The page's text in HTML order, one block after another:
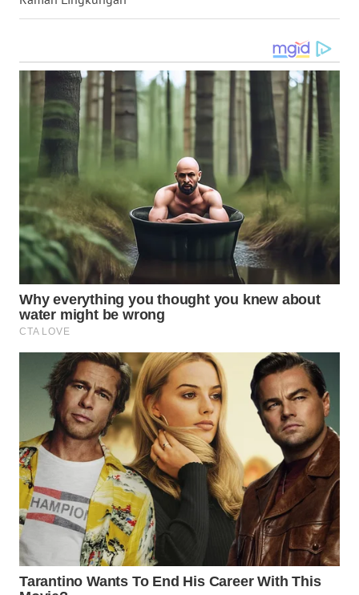
WN
TAPANULI
SELATAN
WN
TANJUNG
LESUNG
WN
KARO
WN
SIMALUNGUN
WN
LABUHANBATU
WN
TAPANULI
TENGAH
WN DELI
SERDANG
WN
TEBING